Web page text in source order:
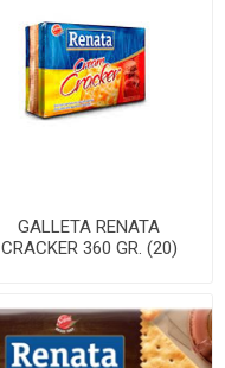
GALLETA RENATA
CRACKER 360 GR. (20)